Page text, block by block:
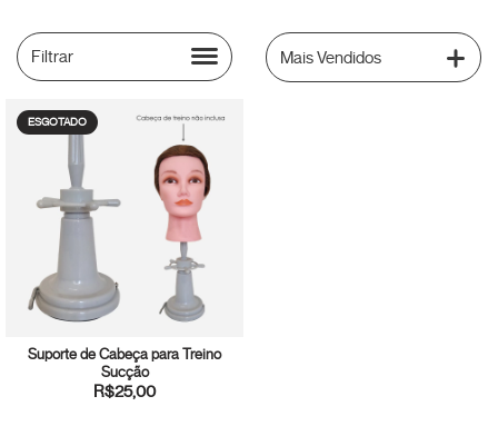
Filtrar
ESGOTADO
Suporte de Cabeça para Treino
Sucção
R$25,00